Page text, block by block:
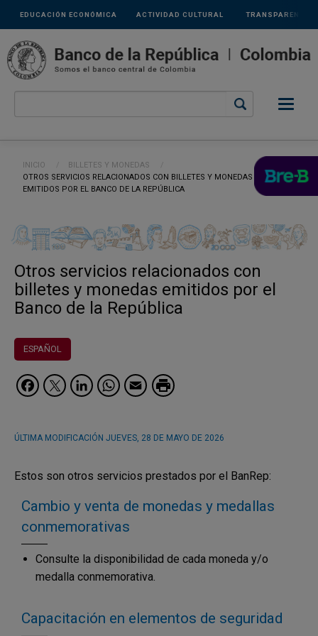
Pasar al contenido principal
Links
secundarios
ACTIVIDAD CULTURAL
EDUCACIÓN ECONÓMICA TRANSPARENCIA
Ruta de navegación
INICIO
BILLETES Y MONEDAS
CURRENT:
OTROS SERVICIOS RELACIONADOS CON BILLETES Y MONEDAS
EMITIDOS POR EL BANCO DE LA REPÚBLICA
Otros servicios relacionados con
billetes y monedas emitidos por el
Banco de la República
ESPAÑOL
Facebook
Twitter
LinkedIn
WhatsApp
Email
ÚLTIMA MODIFICACIÓN JUEVES, 28 DE MAYO DE 2026
Estos son otros servicios prestados por el BanRep:
Cambio y venta de monedas y medallas
conmemorativas
Consulte la disponibilidad de cada moneda y/o
medalla conmemorativa.
Capacitación en elementos de seguridad